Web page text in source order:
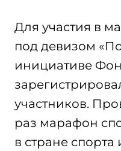
Для участия в
под девизом
инициативе
участников.
раз марафон
в стране